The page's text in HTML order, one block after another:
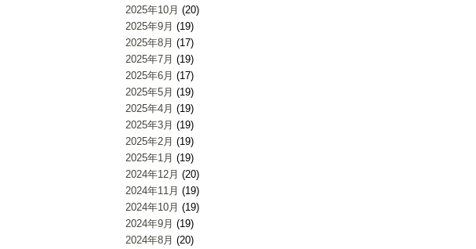
2025年10月 (20)
2025年9月 (19)
2025年8月 (17)
2025年7月 (19)
2025年6月 (17)
2025年5月 (19)
2025年4月 (19)
2025年3月 (19)
2025年2月 (19)
2025年1月 (19)
2024年12月 (20)
2024年11月 (19)
2024年10月 (19)
2024年9月 (19)
2024年8月 (20)